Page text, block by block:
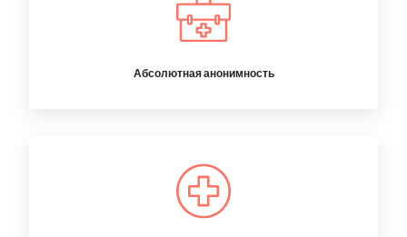
Абсолютная анонимность